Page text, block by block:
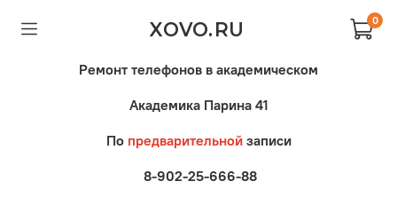
XOVO.RU 0
Ремонт телефонов в академическом
Академика Парина 41
По предварительнойзаписи
8-902-25-666-88